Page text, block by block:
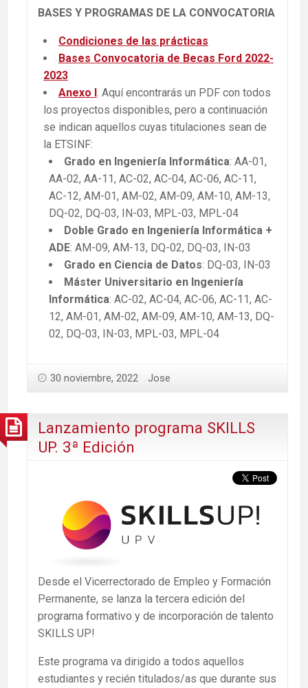
BASES Y PROGRAMAS DE LA CONVOCATORIA
Condiciones de las prácticas
Bases Convocatoria de Becas Ford 2022-
2023
Anexo I. Aquí encontrarás un PDF con todos
los proyectos disponibles, pero a continuación
se indican aquellos cuyas titulaciones sean de
la ETSINF:
Grado en Ingeniería Informática: AA-01,
AA-02, AA-11, AC-02, AC-04, AC-06, AC-11,
AC-12, AM-01, AM-02, AM-09, AM-10, AM-13,
DQ-02, DQ-03, IN-03, MPL-03, MPL-04
Doble Grado en Ingeniería Informática +
ADE: AM-09, AM-13, DQ-02, DQ-03, IN-03
Grado en Ciencia de Datos: DQ-03, IN-03
Máster Universitario en Ingeniería
Informática: AC-02, AC-04, AC-06, AC-11, AC-
12, AM-01, AM-02, AM-09, AM-10, AM-13, DQ-
02, DQ-03, IN-03, MPL-03, MPL-04
30 noviembre, 2022 Jose
Lanzamiento programa SKILLS
UP. 3ª Edición
Desde el Vicerrectorado de Empleo y Formación
Permanente, se lanza la tercera edición del
programa formativo y de incorporación de talento
SKILLS UP!
Este programa va dirigido a todos aquellos
estudiantes y recién titulados/as que durante sus